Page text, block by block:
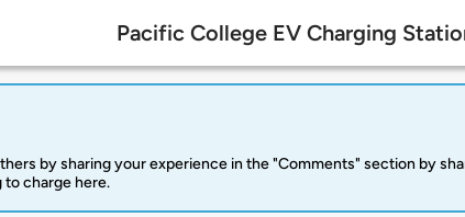
Pacific College EV Charging
by sharing your experience in the "Comments" section by
to charge here.